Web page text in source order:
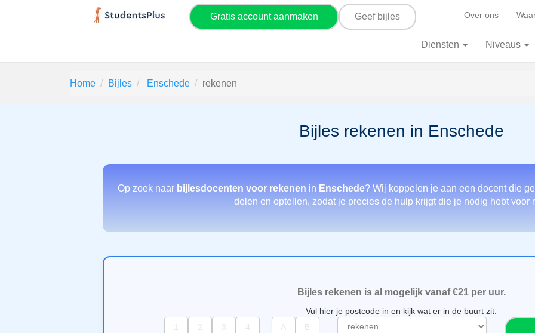
Gratis account aanmaken Geef bijles Over ons
Diensten Niveaus
Home Bijles Enschede rekenen
Bijles rekenen in Enschede
Op zoek naar bijlesdocenten voor rekenen in Enschede? Wij koppelen je aan een docent die
delen en optellen, zodat je precies de hulp krijgt die je nodig hebt voor
Bijles rekenen is al mogelijk vanaf €21 per uur.
Vul hier je postcode in en kijk wat er in de buurt zit: